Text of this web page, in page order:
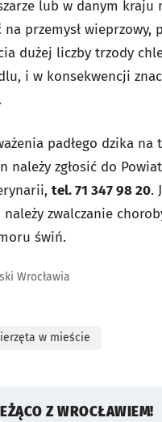
lub w danym kraju
na przemysł wieprzowy,
dużej liczby trzody
i w konsekwencji
padłego dzika na
należy zgłosić do
tel. 71 347 98 20.
zwalczanie
świń.
Wrocławia
w mieście
Z WROCŁAWIEM!